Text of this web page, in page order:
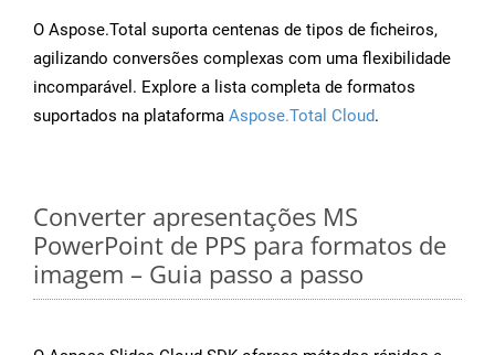
O Aspose.Total suporta centenas de tipos de ficheiros,
agilizando conversões complexas com uma flexibilidade
incomparável. Explore a lista completa de formatos
suportados na plataforma Aspose.Total Cloud.
Converter apresentações MS
PowerPoint de PPS para formatos de
imagem – Guia passo a passo